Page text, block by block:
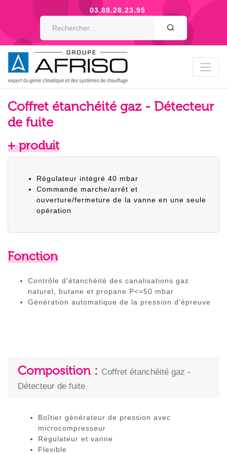
03.88.28.23.95
Coffret étanchéité gaz - Détecteur
de fuite
+ produit
Régulateur intégré 40 mbar
Commande marche/arrêt et
ouverture/fermeture de la vanne en une seule
opération
Fonction
Contrôle d'étanchéité des canalisations gaz
naturel, butane et propane P<=50 mbar
Génération automatique de la pression d'épreuve
Composition : Coffret étanchéité gaz -
Détecteur de fuite
Boîtier générateur de pression avec
microcompresseur
Régulateur et vanne
Flexible